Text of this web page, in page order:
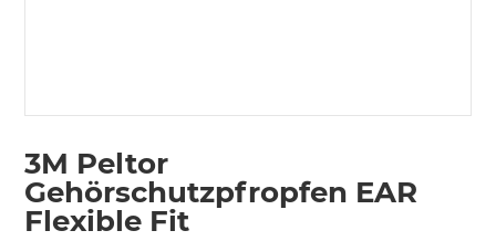
3M Peltor
Gehörschutzpfropfen EAR
Flexible Fit